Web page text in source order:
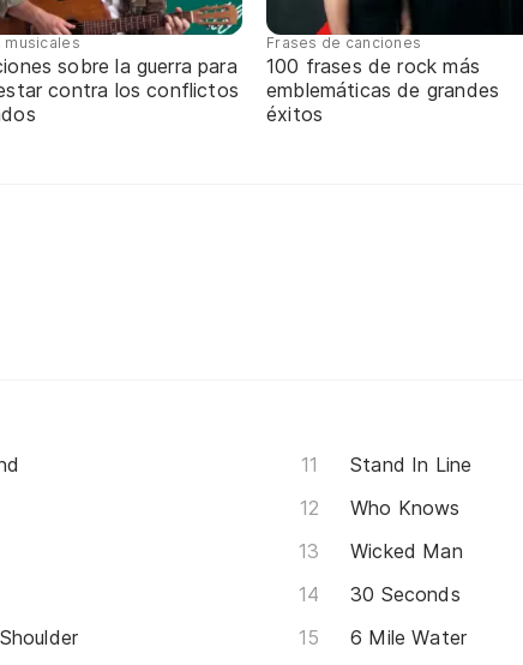
musicales
sobre la guerra para
contra los conflictos
Frases de canciones
100 frases de rock más
emblemáticas de grandes
éxitos
Stand In Line
Who Knows
Wicked Man
30 Seconds
6 Mile Water